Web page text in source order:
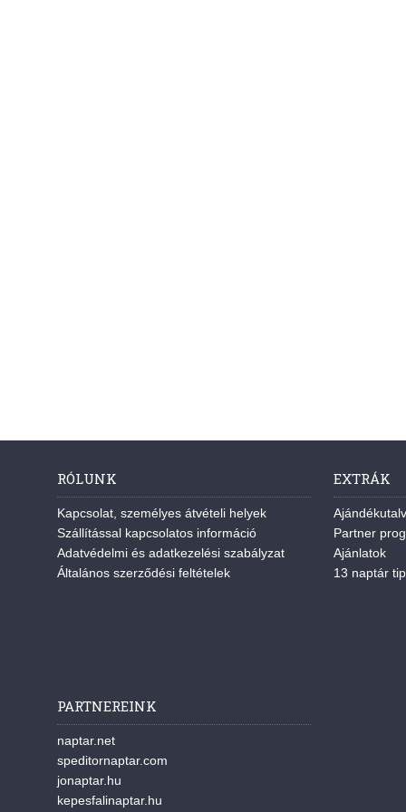
RÓLUNK
Kapcsolat, személyes átvételi helyek
Szállítással kapcsolatos információ
Adatvédelmi és adatkezelési szabályzat
Általános szerződési feltételek
EXTRÁK
Partner
Ajánlatok
13 naptár
PARTNEREINK
naptar.net
speditornaptar.com
jonaptar.hu
kepesfalinaptar.hu